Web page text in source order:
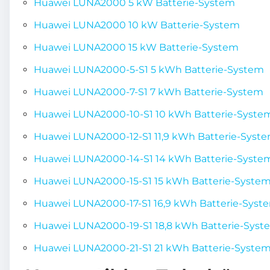
Huawei LUNA2000 5 kW Batterie-System
Huawei LUNA2000 10 kW Batterie-System
Huawei LUNA2000 15 kW Batterie-System
Huawei LUNA2000-5-S1 5 kWh Batterie-System
Huawei LUNA2000-7-S1 7 kWh Batterie-System
Huawei LUNA2000-10-S1 10 kWh Batterie-
Huawei LUNA2000-12-S1 11,9 kWh Batterie-
Huawei LUNA2000-14-S1 14 kWh Batterie-
Huawei LUNA2000-15-S1 15 kWh Batterie-System
Huawei LUNA2000-17-S1 16,9 kWh Batterie-
Huawei LUNA2000-19-S1 18,8 kWh Batterie-
Huawei LUNA2000-21-S1 21 kWh Batterie-System